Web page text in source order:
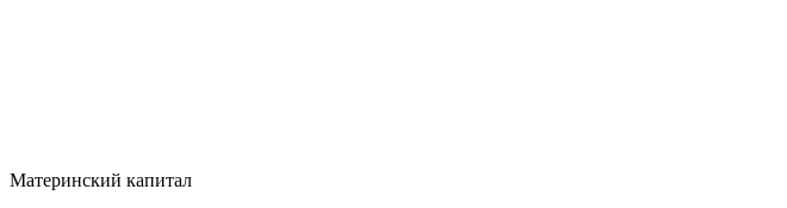
Материнский капитал